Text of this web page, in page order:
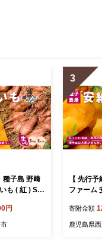
種子島 野﨑
も ( 紅 ) S
熟成
ブランド
円
3
【 先行
ファーム
pt】// 安納芋
期間 G.I
寄附金額
鹿児島県